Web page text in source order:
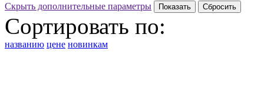
Скрыть дополнительные параметры
Сортировать по:
названию цене новинкам